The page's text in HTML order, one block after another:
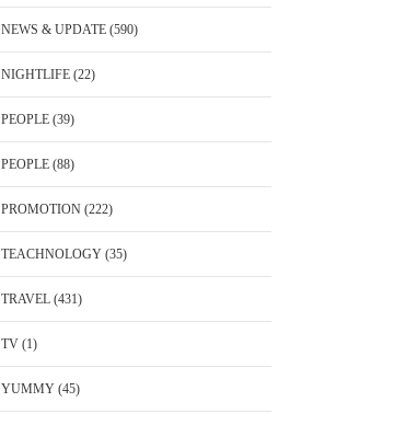
NEWS & UPDATE(590)
NIGHTLIFE(22)
PEOPLE(39)
PEOPLE(88)
PROMOTION(222)
TEACHNOLOGY(35)
TRAVEL(431)
TV(1)
YUMMY(45)